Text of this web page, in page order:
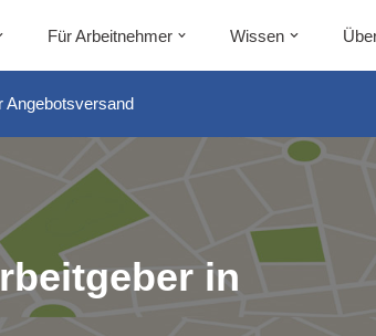
Für Arbeitnehmer Wissen
Angebotsversand
in